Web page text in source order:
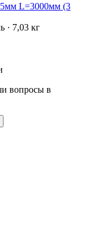
L=3000мм (3
· 7,03 кг
вопросы в